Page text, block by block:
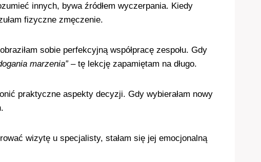
innych, bywa źródłem wyczerpania. Kiedy
fizyczne zmęczenie.
sobie perfekcyjną współpracę zespołu. Gdy
marzenia”– tę lekcję zapamiętam na długo.
praktyczne aspekty decyzji. Gdy wybierałam nowy
wizytę u specjalisty, stałam się jej emocjonalną